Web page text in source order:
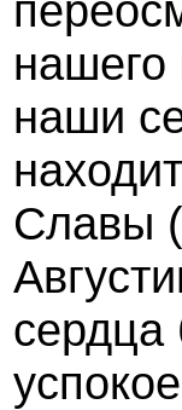
нашего
наши
Славы
сердца